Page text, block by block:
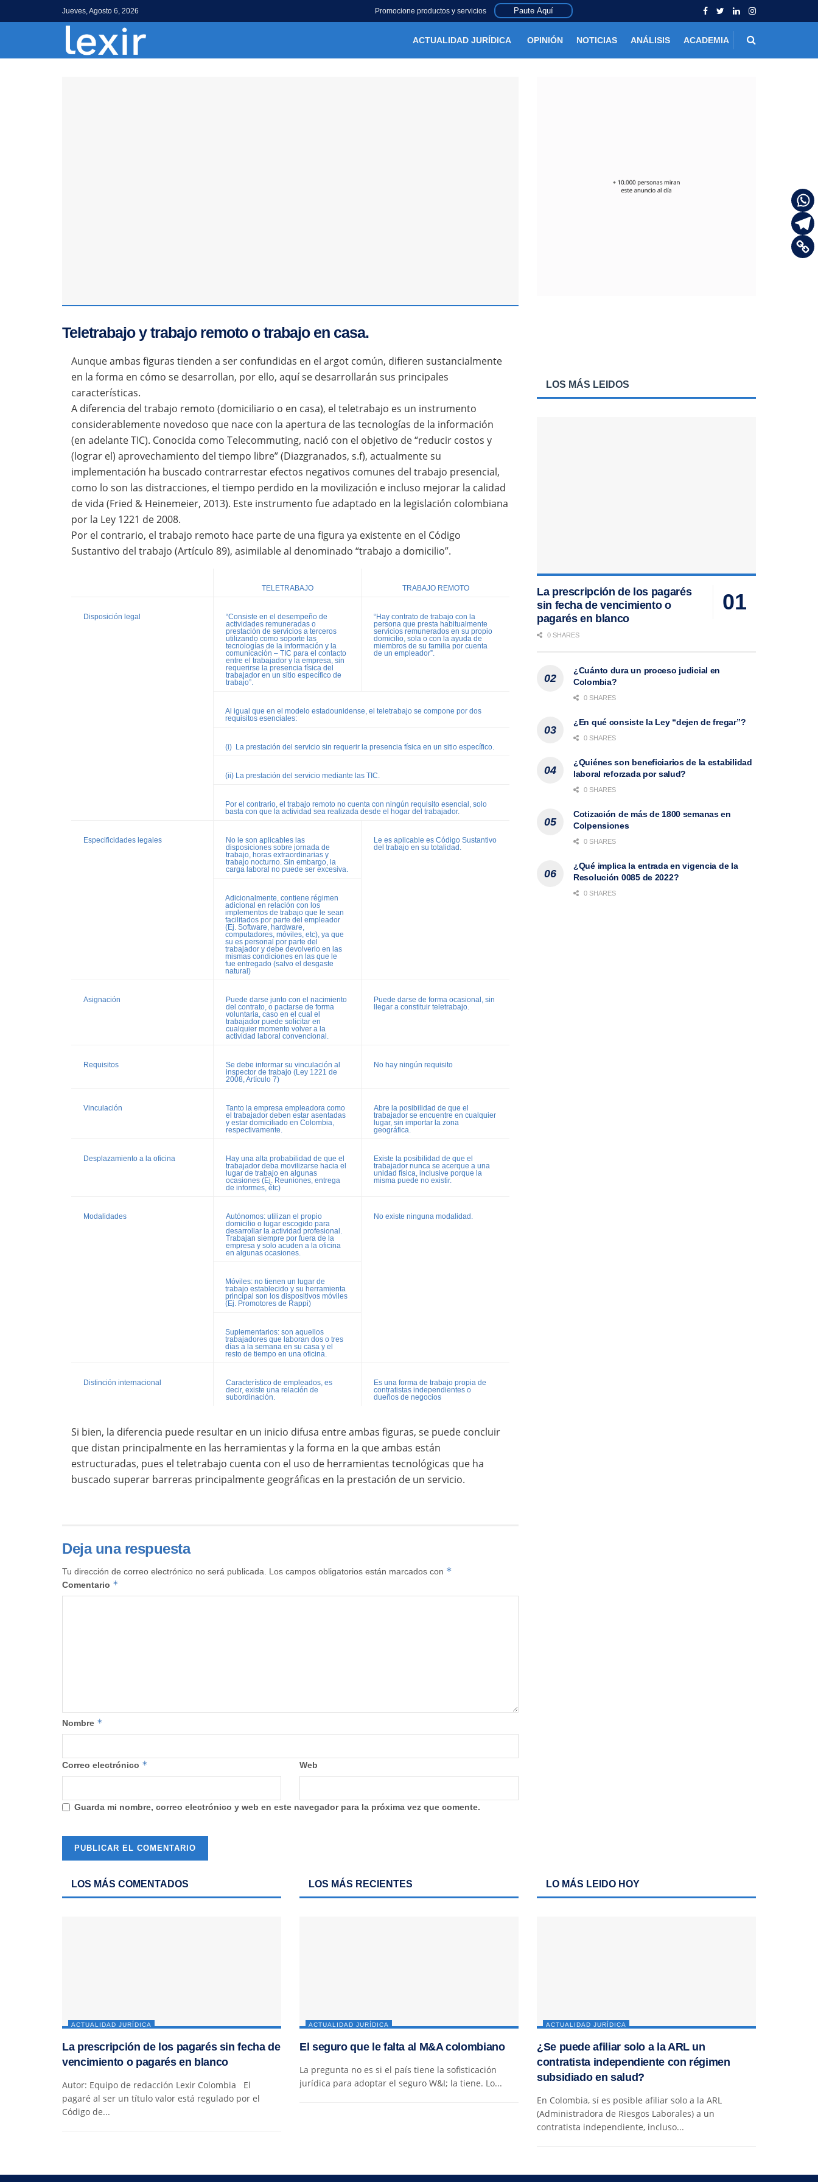
Jueves, Agosto 6, 2026 Promocione productos y servicios Paute Aquí
ACTUALIDAD JURÍDICA OPINIÓN NOTICIAS ANÁLISIS ACADEMIA
Teletrabajo y trabajo remoto o trabajo en casa.
Aunque ambas figuras tienden a ser confundidas en el argot común, difieren sustancialmente
en la forma en cómo se desarrollan, por ello, aquí se desarrollarán sus principales
características.
A diferencia del trabajo remoto (domiciliario o en casa), el teletrabajo es un instrumento
considerablemente novedoso que nace con la apertura de las tecnologías de la información
(en adelante TIC). Conocida como Telecommuting, nació con el objetivo de “reducir costos y
(lograr el) aprovechamiento del tiempo libre” (Diazgranados, s.f), actualmente su
implementación ha buscado contrarrestar efectos negativos comunes del trabajo presencial,
como lo son las distracciones, el tiempo perdido en la movilización e incluso mejorar la calidad
de vida (Fried & Heinemeier, 2013). Este instrumento fue adaptado en la legislación colombiana
por la Ley 1221 de 2008.
Por el contrario, el trabajo remoto hace parte de una figura ya existente en el Código
Sustantivo del trabajo (Artículo 89), asimilable al denominado “trabajo a domicilio”.
TELETRABAJO TRABAJO REMOTO
Disposición legal
“Consiste en el desempeño de
actividades remuneradas o
prestación de servicios a terceros
utilizando como soporte las
tecnologías de la información y la
comunicación – TIC para el contacto
entre el trabajador y la empresa, sin
requerirse la presencia física del
trabajador en un sitio específico de
trabajo”.
“Hay contrato de trabajo con la
persona que presta habitualmente
servicios remunerados en su propio
domicilio, sola o con la ayuda de
miembros de su familia por cuenta
de un empleador”.
Al igual que en el modelo estadounidense, el teletrabajo se compone por dos
requisitos esenciales:
(i) La prestación del servicio sin requerir la presencia física en un sitio específico.
(ii) La prestación del servicio mediante las TIC.
Por el contrario, el trabajo remoto no cuenta con ningún requisito esencial, solo
basta con que la actividad sea realizada desde el hogar del trabajador.
Especificidades legales
No le son aplicables las
disposiciones sobre jornada de
trabajo, horas extraordinarias y
trabajo nocturno. Sin embargo, la
carga laboral no puede ser excesiva.
Le es aplicable es Código Sustantivo
del trabajo en su totalidad.
Adicionalmente, contiene régimen
adicional en relación con los
implementos de trabajo que le sean
facilitados por parte del empleador
(Ej. Software, hardware,
computadores, móviles, etc), ya que
su es personal por parte del
trabajador y debe devolverlo en las
mismas condiciones en las que le
fue entregado (salvo el desgaste
natural)
Asignación
Puede darse junto con el nacimiento
del contrato, o pactarse de forma
voluntaria, caso en el cual el
trabajador puede solicitar en
cualquier momento volver a la
actividad laboral convencional.
Puede darse de forma ocasional, sin
llegar a constituir teletrabajo.
Requisitos
Se debe informar su vinculación al
inspector de trabajo (Ley 1221 de
2008, Artículo 7)
No hay ningún requisito
Vinculación
Tanto la empresa empleadora como
el trabajador deben estar asentadas
y estar domiciliado en Colombia,
respectivamente.
Abre la posibilidad de que el
trabajador se encuentre en cualquier
lugar, sin importar la zona
geográfica.
Desplazamiento a la oficina
Hay una alta probabilidad de que el
trabajador deba movilizarse hacia el
lugar de trabajo en algunas
ocasiones (Ej. Reuniones, entrega
de informes, étc)
Existe la posibilidad de que el
trabajador nunca se acerque a una
unidad física, inclusive porque la
misma puede no existir.
Modalidades
Autónomos: utilizan el propio
domicilio o lugar escogido para
desarrollar la actividad profesional.
Trabajan siempre por fuera de la
empresa y solo acuden a la oficina
en algunas ocasiones.
No existe ninguna modalidad.
Móviles: no tienen un lugar de
trabajo establecido y su herramienta
principal son los dispositivos móviles
(Ej. Promotores de Rappi)
Suplementarios: son aquellos
trabajadores que laboran dos o tres
días a la semana en su casa y el
resto de tiempo en una oficina.
Distinción internacional
Característico de empleados, es
decir, existe una relación de
subordinación.
Es una forma de trabajo propia de
contratistas independientes o
dueños de negocios
Si bien, la diferencia puede resultar en un inicio difusa entre ambas figuras, se puede concluir
que distan principalmente en las herramientas y la forma en la que ambas están
estructuradas, pues el teletrabajo cuenta con el uso de herramientas tecnológicas que ha
buscado superar barreras principalmente geográficas en la prestación de un servicio.
Deja una respuesta
Tu dirección de correo electrónico no será publicada. Los campos obligatorios están marcados con *
Comentario *
Nombre *
Correo electrónico * Web
Guarda mi nombre, correo electrónico y web en este navegador para la próxima vez que comente.
LOS MÁS LEIDOS
La prescripción de los pagarés
sin fecha de vencimiento o
pagarés en blanco
0 SHARES
¿Cuánto dura un proceso judicial en
Colombia?
0 SHARES
¿En qué consiste la Ley “dejen de fregar”?
0 SHARES
¿Quiénes son beneficiarios de la estabilidad
laboral reforzada por salud?
0 SHARES
Cotización de más de 1800 semanas en
Colpensiones
0 SHARES
¿Qué implica la entrada en vigencia de la
Resolución 0085 de 2022?
0 SHARES
LOS MÁS COMENTADOS
ACTUALIDAD JURÍDICA
La prescripción de los pagarés sin fecha de
vencimiento o pagarés en blanco
Autor: Equipo de redacción Lexir Colombia El
pagaré al ser un título valor está regulado por el
Código de...
LOS MÁS RECIENTES
ACTUALIDAD JURÍDICA
El seguro que le falta al M&A colombiano
La pregunta no es si el país tiene la sofisticación
jurídica para adoptar el seguro W&I; la tiene. Lo...
LO MÁS LEIDO HOY
ACTUALIDAD JURÍDICA
¿Se puede afiliar solo a la ARL un
contratista independiente con régimen
subsidiado en salud?
En Colombia, sí es posible afiliar solo a la ARL
(Administradora de Riesgos Laborales) a un
contratista independiente, incluso...